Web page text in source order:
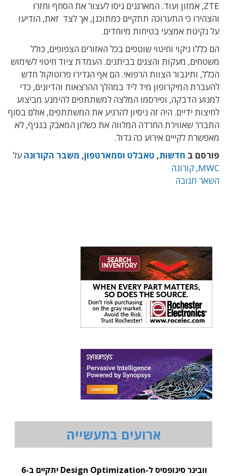
ZTE, אמזון ועוד. המארגנים ניסו לעצור את הסחף וחזרו
והצהירו כי התערוכה תתקיים כמתוכנן, אך לצד זאת, הודיעו
על נקיטת אמצעי בטיחות מיוחדים.
הם כללו ניקוי וחיטוי שוטפים בכל האזורים הצפופים, כולל
משטחים, מעקות והצגים בביתנים. העמדת ציוד חיטוי לשימוש
הכלל, ותיגבור הצוות הרפואי. הם אף הגדירו פרוטוקול חדש
להעברת המיקרופון מיד ליד במהלך ההרצאות והדיונים, כדי
למנוע הדבקה, ופירסמו המלצה למשתתפים להימנע מביצוע
לחיצות ידיים. היה זה ניסיון להרגיע את המשתתפים, אולם בסוף
התברר שאווירת החרדה המלווה את כשלון המאבק בנגיף, לא
מאפשרת לקייים אירוע כה גדול.
פורסם ב חדשות, טאבלט וסמארטפון, משבר הקורונה על
MWC
, קורונה
השאר תגובה
ארועים בתעשייה
וובינר סינופסיס ל-Design Optimization יתקיים ב-6